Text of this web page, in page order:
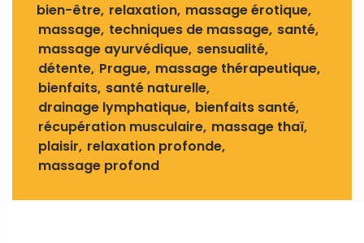
bien-être relaxation massage érotique
massage techniques de massage santé
massage ayurvédique sensualité
détente Prague massage thérapeutique
bienfaits santé naturelle
drainage lymphatique bienfaits santé
récupération musculaire massage thaï
plaisir relaxation profonde
massage profond